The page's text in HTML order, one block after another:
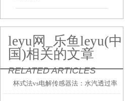
leyu网_乐鱼leyu(中
国)相关的文章
RELATED ARTICLES
杯式法vs电解传感器法：水汽透过率